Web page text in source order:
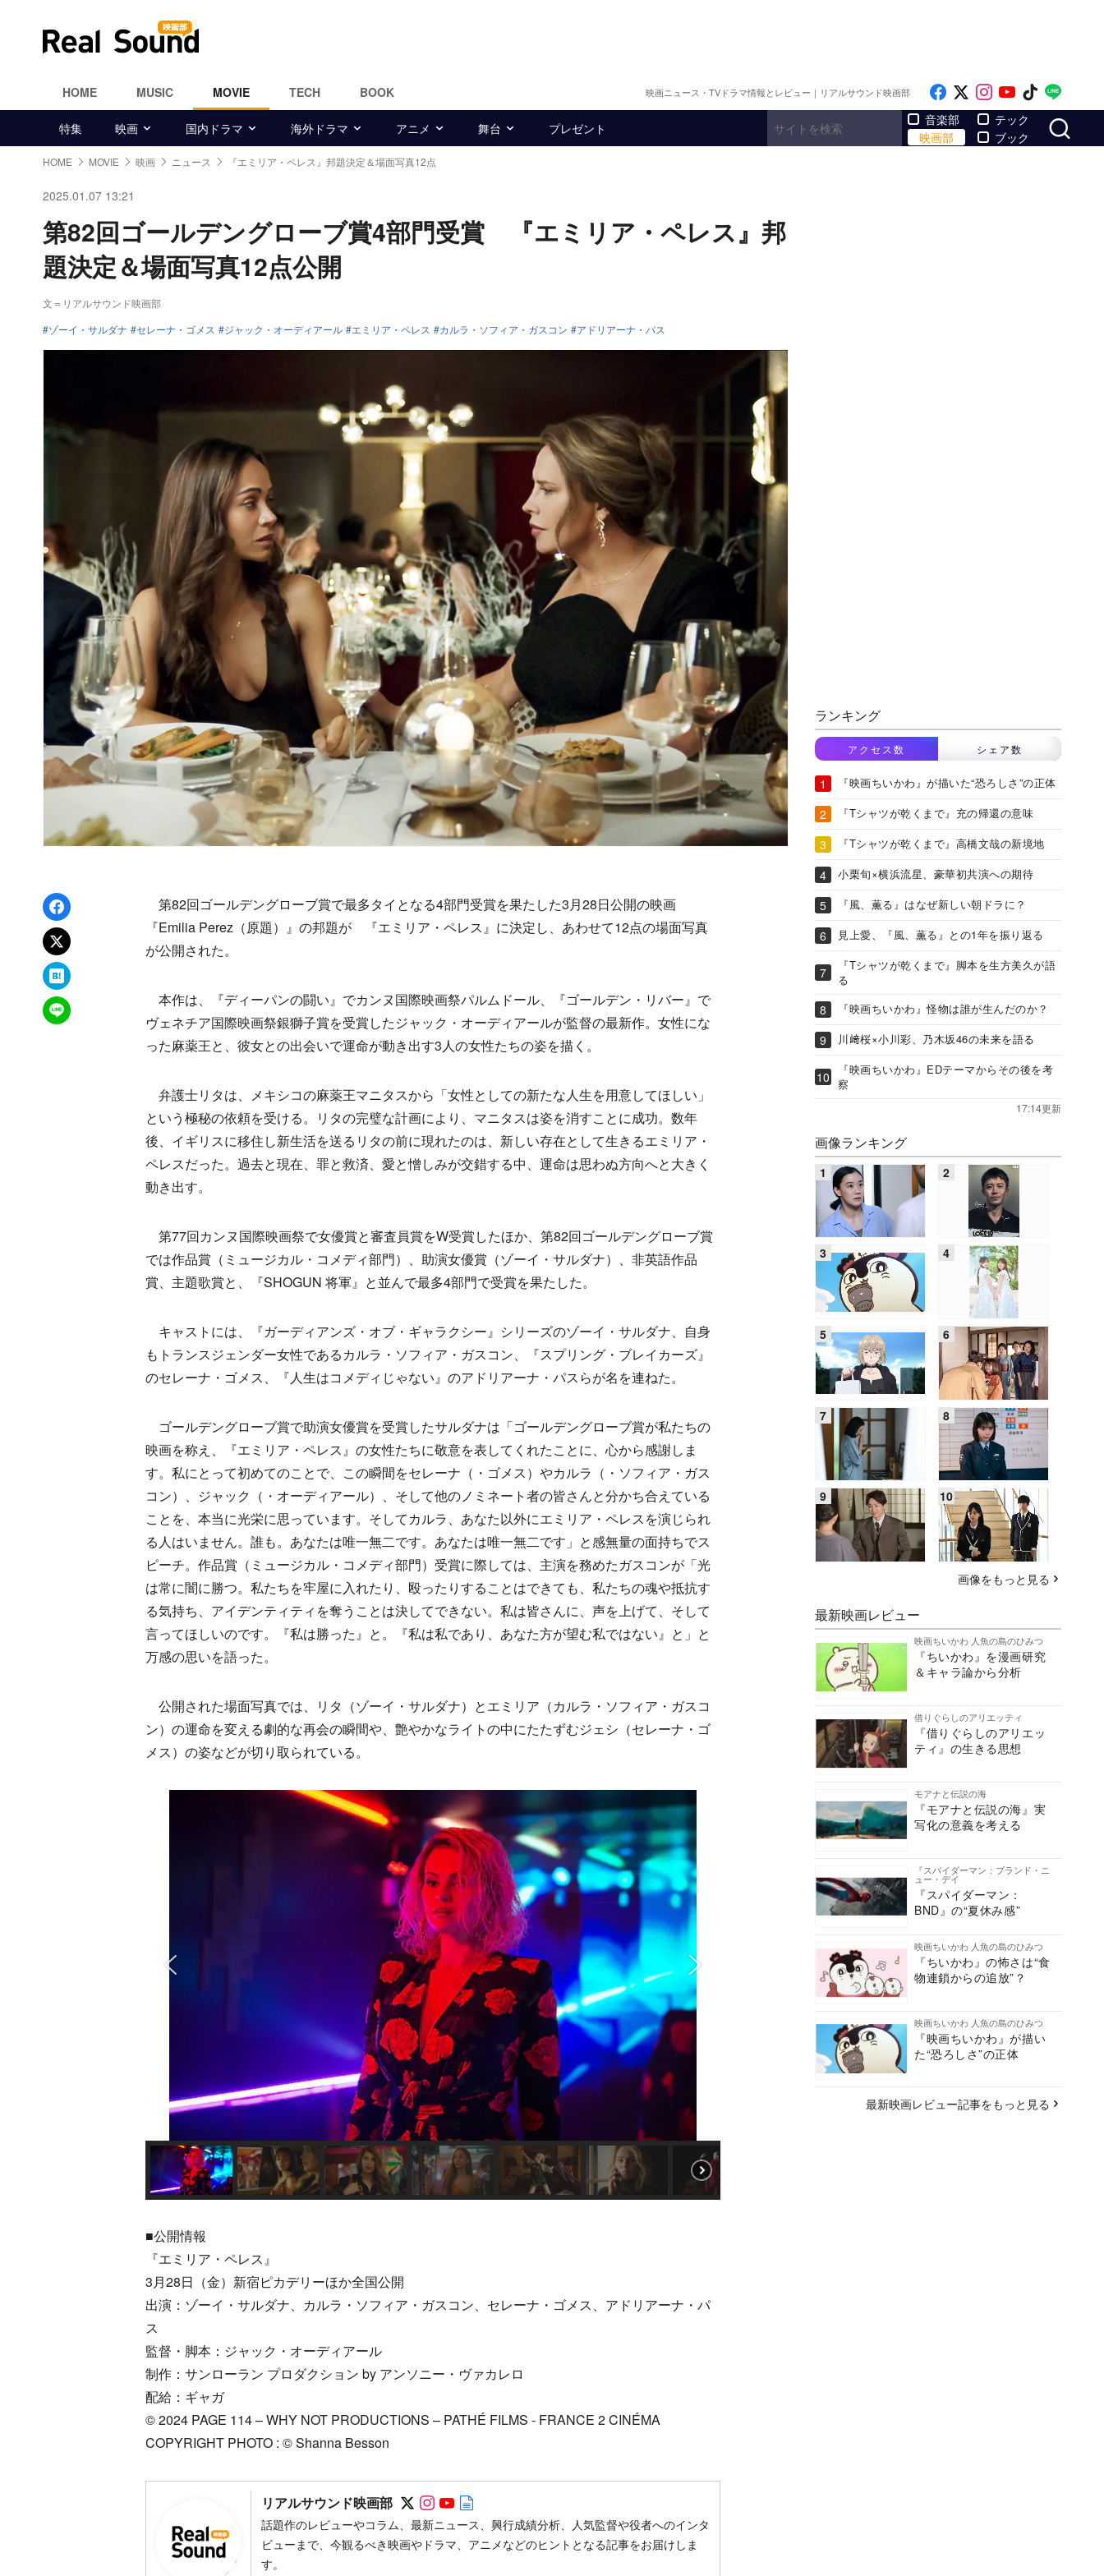
HOME MUSIC MOVIE TECH BOOK 映画ニュース・TVドラマ情報とレビュー｜リアルサウンド映画部 Like on Facebook
Follow on x
Follow on
Follow on
Follow
特集 映画 国内ドラマ 海外ドラマ アニメ 舞台 プレゼント
音楽部
映画部
テック
ブック
HOME MOVIE 映画 ニュース 『エミリア・ペレス』邦題決定＆場面写真12点
2025.01.07 13:21
第82回ゴールデングローブ賞4部門受賞 『エミリア・ペレス』邦
題決定＆場面写真12点公開
文＝リアルサウンド映画部
ゾーイ・サルダナ
セレーナ・ゴメス ジャック・オーディアール エミリア・ペレス カルラ・ソフィア・ガスコン アドリアーナ・パス
Facebookでシェア
xでポスト
はてなブックマーク
LINEで送る
第82回ゴールデングローブ賞で最多タイとなる4部門受賞を果たした3月28日公開の映画
『Emilia Perez（原題）』の邦題が 『エミリア・ペレス』に決定し、あわせて12点の場面写真
が公開された。
本作は、『ディーパンの闘い』でカンヌ国際映画祭パルムドール、『ゴールデン・リバー』で
ヴェネチア国際映画祭銀獅子賞を受賞したジャック・オーディアールが監督の最新作。女性にな
った麻薬王と、彼女との出会いで運命が動き出す3人の女性たちの姿を描く。
弁護士リタは、メキシコの麻薬王マニタスから「女性としての新たな人生を用意してほしい」
という極秘の依頼を受ける。リタの完璧な計画により、マニタスは姿を消すことに成功。数年
後、イギリスに移住し新生活を送るリタの前に現れたのは、新しい存在として生きるエミリア・
ペレスだった。過去と現在、罪と救済、愛と憎しみが交錯する中、運命は思わぬ方向へと大きく
動き出す。
第77回カンヌ国際映画祭で女優賞と審査員賞をW受賞したほか、第82回ゴールデングローブ賞
では作品賞（ミュージカル・コメディ部門）、助演女優賞（ゾーイ・サルダナ）、非英語作品
賞、主題歌賞と、『SHOGUN 将軍』と並んで最多4部門で受賞を果たした。
キャストには、『ガーディアンズ・オブ・ギャラクシー』シリーズのゾーイ・サルダナ、自身
もトランスジェンダー女性であるカルラ・ソフィア・ガスコン、『スプリング・ブレイカーズ』
のセレーナ・ゴメス、『人生はコメディじゃない』のアドリアーナ・パスらが名を連ねた。
ゴールデングローブ賞で助演女優賞を受賞したサルダナは「ゴールデングローブ賞が私たちの
映画を称え、『エミリア・ペレス』の女性たちに敬意を表してくれたことに、心から感謝しま
す。私にとって初めてのことで、この瞬間をセレーナ（・ゴメス）やカルラ（・ソフィア・ガス
コン）、ジャック（・オーディアール）、そして他のノミネート者の皆さんと分かち合えている
ことを、本当に光栄に思っています。そしてカルラ、あなた以外にエミリア・ペレスを演じられ
る人はいません。誰も。あなたは唯一無二です。あなたは唯一無二です」と感無量の面持ちでス
ピーチ。作品賞（ミュージカル・コメディ部門）受賞に際しては、主演を務めたガスコンが「光
は常に闇に勝つ。私たちを牢屋に入れたり、殴ったりすることはできても、私たちの魂や抵抗す
る気持ち、アイデンティティを奪うことは決してできない。私は皆さんに、声を上げて、そして
言ってほしいのです。『私は勝った』と。『私は私であり、あなた方が望む私ではない』と」と
万感の思いを語った。
公開された場面写真では、リタ（ゾーイ・サルダナ）とエミリア（カルラ・ソフィア・ガスコ
ン）の運命を変える劇的な再会の瞬間や、艶やかなライトの中にたたずむジェシ（セレーナ・ゴ
メス）の姿などが切り取られている。
■公開情報
『エミリア・ペレス』
3月28日（金）新宿ピカデリーほか全国公開
出演：ゾーイ・サルダナ、カルラ・ソフィア・ガスコン、セレーナ・ゴメス、アドリアーナ・パ
ス
監督・脚本：ジャック・オーディアール
制作：サンローラン プロダクション by アンソニー・ヴァカレロ
配給：ギャガ
© 2024 PAGE 114 – WHY NOT PRODUCTIONS – PATHÉ FILMS - FRANCE 2 CINÉMA
COPYRIGHT PHOTO : © Shanna Besson
リアルサウンド映画部 Follow on SNS
Follow on SNS
Follow on SNS
話題作のレビューやコラム、最新ニュース、興行成績分析、人気監督や役者へのインタ
ビューまで、今観るべき映画やドラマ、アニメなどのヒントとなる記事をお届けしま
す。
ランキング
アクセス数 シェア数
『映画ちいかわ』が描いた“恐ろしさ”の正体
『Tシャツが乾くまで』充の帰還の意味
『Tシャツが乾くまで』高橋文哉の新境地
小栗旬×横浜流星、豪華初共演への期待
『風、薫る』はなぜ新しい朝ドラに？
見上愛、『風、薫る』との1年を振り返る
『Tシャツが乾くまで』脚本を生方美久が語
る
『映画ちいかわ』怪物は誰が生んだのか？
川﨑桜×小川彩、乃木坂46の未来を語る
『映画ちいかわ』EDテーマからその後を考
察
17:14更新
画像ランキング
画像をもっと見る
最新映画レビュー
映画ちいかわ 人魚の島のひみつ
『ちいかわ』を漫画研究
＆キャラ論から分析
借りぐらしのアリエッティ
『借りぐらしのアリエッ
ティ』の生きる思想
モアナと伝説の海
『モアナと伝説の海』実
写化の意義を考える
『スパイダーマン：ブランド・ニ
ュー・デイ
『スパイダーマン：
BND』の“夏休み感”
映画ちいかわ 人魚の島のひみつ
『ちいかわ』の怖さは“食
物連鎖からの追放”？
映画ちいかわ 人魚の島のひみつ
『映画ちいかわ』が描い
た“恐ろしさ”の正体
最新映画レビュー記事をもっと見る